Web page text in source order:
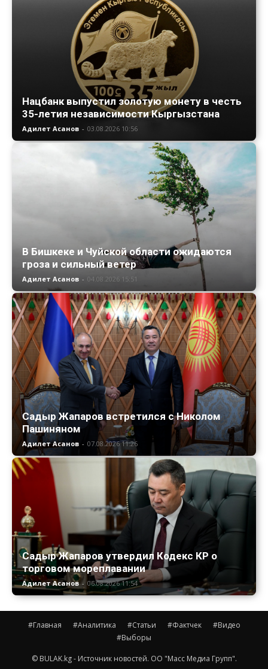
Нацбанк выпустил золотую монету в честь
35-летия независимости Кыргызстана
Адилет Асанов - 03.08.2026 10:56
В Бишкеке и Чуйской области ожидаются
гроза и сильный ветер
Адилет Асанов - 04.08.2026 15:51
Садыр Жапаров встретился с Николом
Пашиняном
Адилет Асанов - 07.08.2026 11:26
Садыр Жапаров утвердил Кодекс КР о
торговом мореплавании
Адилет Асанов - 06.08.2026 11:54
#Главная #Аналитика #Статьи #Фактчек
#Видео
#Выборы
© BULAK.kg - Источник новостей. ОО "Масс Медиа Групп".